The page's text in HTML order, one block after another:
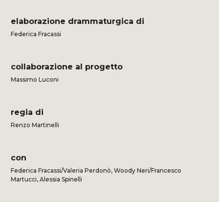
elaborazione drammaturgica di
Federica Fracassi
collaborazione al progetto
Massimo Luconi
regia di
Renzo Martinelli
con
Federica Fracassi/Valeria Perdonò, Woody Neri/Francesco
Martucci, Alessia Spinelli